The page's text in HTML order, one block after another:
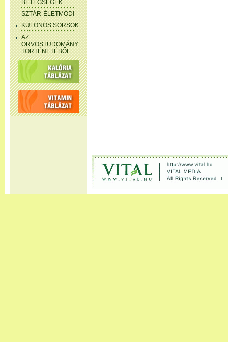
BETEGSÉGEK
SZTÁR-ÉLETMÓDI
KÜLÖNÖS SORSOK
AZ
ORVOSTUDOMÁNY
TÖRTÉNETÉBŐL